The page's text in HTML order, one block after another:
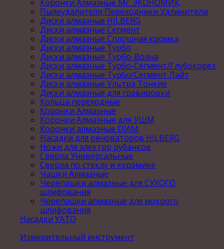
Коронки Алмазные Mr. ЭКОНОМИК
Пылеудалители Переходники Удлинители
Диски алмазные HILBERG
Диски алмазные Сегмент
Диски алмазные Сплошная кромка
Диски алмазные Турбо
Диски алмазные Турбо-Волна
Диски алмазные Турбо-Сегмент/Глубокорез
Диски алмазные Турбо/Сегмент Лайт
Диски алмазные Ультра Тонкие
Диски алмазные для гравировки
Кольца переходные
Коронки Алмазные
Коронки Алмазные для УШМ
Коронки алмазные DIAM
Насадки для реноваторов HILBERG
Ножи для электро рубанков
Сверла Универсальные
Сверла по стеклу и керамике
Чашки Алмазные
Черепашки алмазные для СУХОГО
шлифования
Черепашки алмазные для мокрого
шлифования
Насадки YATO
Измерительный инструмент